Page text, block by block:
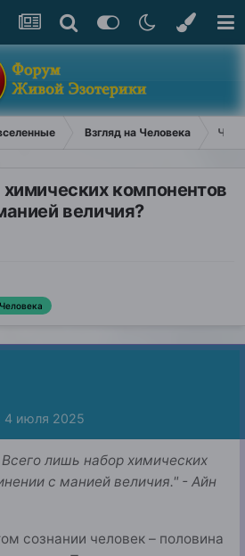
Взгляд на Человека
компонентов
величия?
4 июля 2025
лишь набор химических
с манией величия." - Айн
сознании человек – половина